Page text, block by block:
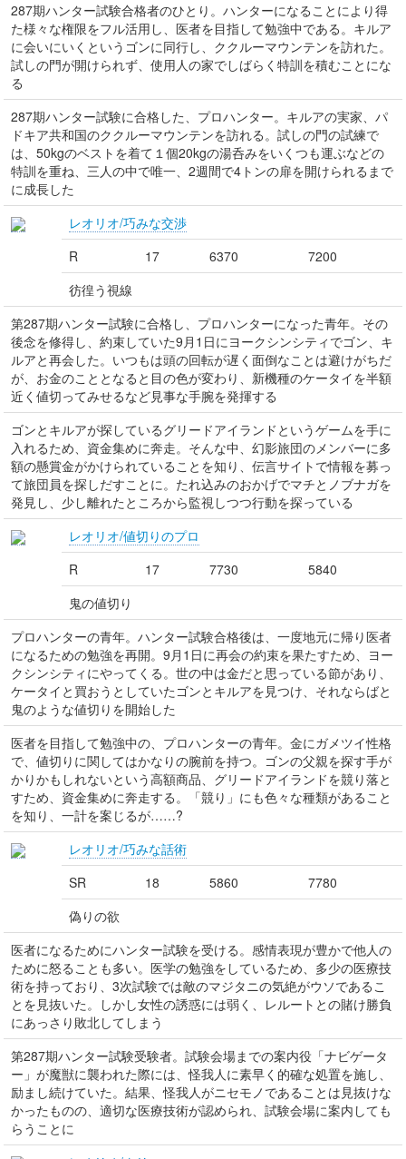
287期ハンター試験合格者のひとり。ハンターになることにより得
た様々な権限をフル活用し、医者を目指して勉強中である。キルア
に会いにいくというゴンに同行し、ククルーマウンテンを訪れた。
試しの門が開けられず、使用人の家でしばらく特訓を積むことにな
る
287期ハンター試験に合格した、プロハンター。キルアの実家、パ
ドキア共和国のククルーマウンテンを訪れる。試しの門の試練で
は、50kgのベストを着て１個20kgの湯呑みをいくつも運ぶなどの
特訓を重ね、三人の中で唯一、2週間で4トンの扉を開けられるまで
に成長した
レオリオ/巧みな交渉
R
17 6370
7200
彷徨う視線
第287期ハンター試験に合格し、プロハンターになった青年。その
後念を修得し、約束していた9月1日にヨークシンシティでゴン、キ
ルアと再会した。いつもは頭の回転が遅く面倒なことは避けがちだ
が、お金のこととなると目の色が変わり、新機種のケータイを半額
近く値切ってみせるなど見事な手腕を発揮する
ゴンとキルアが探しているグリードアイランドというゲームを手に
入れるため、資金集めに奔走。そんな中、幻影旅団のメンバーに多
額の懸賞金がかけられていることを知り、伝言サイトで情報を募っ
て旅団員を探しだすことに。たれ込みのおかげでマチとノブナガを
発見し、少し離れたところから監視しつつ行動を探っている
レオリオ/値切りのプロ
R
17 7730
5840
鬼の値切り
プロハンターの青年。ハンター試験合格後は、一度地元に帰り医者
になるための勉強を再開。9月1日に再会の約束を果たすため、ヨー
クシンシティにやってくる。世の中は金だと思っている節があり、
ケータイと買おうとしていたゴンとキルアを見つけ、それならばと
鬼のような値切りを開始した
医者を目指して勉強中の、プロハンターの青年。金にガメツイ性格
で、値切りに関してはかなりの腕前を持つ。ゴンの父親を探す手が
かりかもしれないという高額商品、グリードアイランドを競り落と
すため、資金集めに奔走する。「競り」にも色々な種類があること
を知り、一計を案じるが……?
レオリオ/巧みな話術
SR
18 5860
7780
偽りの欲
医者になるためにハンター試験を受ける。感情表現が豊かで他人の
ために怒ることも多い。医学の勉強をしているため、多少の医療技
術を持っており、3次試験では敵のマジタニの気絶がウソであるこ
とを見抜いた。しかし女性の誘惑には弱く、レルートとの賭け勝負
にあっさり敗北してしまう
第287期ハンター試験受験者。試験会場までの案内役「ナビゲータ
ー」が魔獣に襲われた際には、怪我人に素早く的確な処置を施し、
励まし続けていた。結果、怪我人がニセモノであることは見抜けな
かったものの、適切な医療技術が認められ、試験会場に案内しても
らうことに